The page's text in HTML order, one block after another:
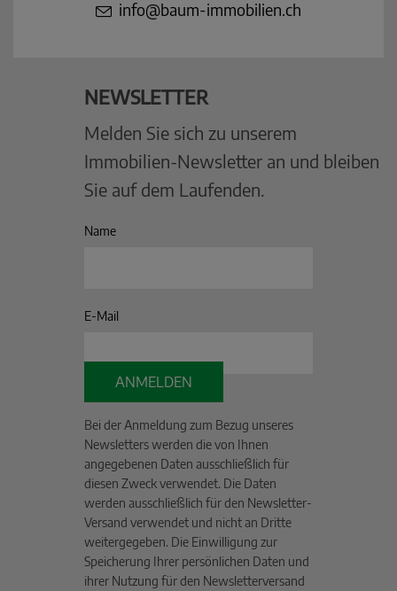
info@baum-immobilien.ch
NEWSLETTER
Melden Sie sich zu unserem
Immobilien-Newsletter an und bleiben
Sie auf dem Laufenden.
Name
E-Mail
ANMELDEN
Bei der Anmeldung zum Bezug unseres
Newsletters werden die von Ihnen
angegebenen Daten ausschließlich für
diesen Zweck verwendet. Die Daten
werden ausschließlich für den Newsletter-
Versand verwendet und nicht an Dritte
weitergegeben. Die Einwilligung zur
Speicherung Ihrer persönlichen Daten und
ihrer Nutzung für den Newsletterversand